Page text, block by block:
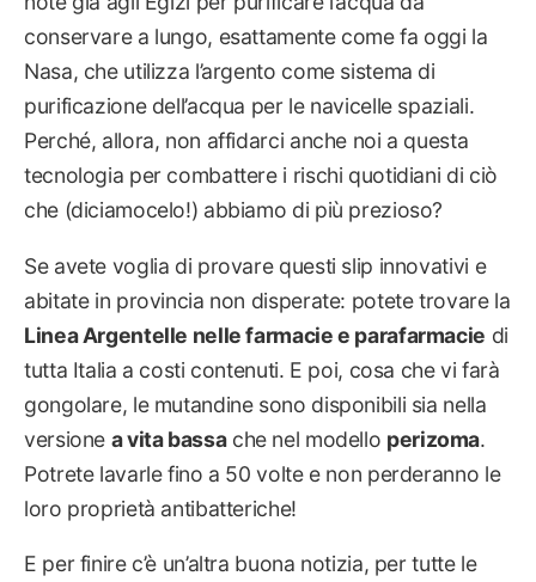
conservare a lungo, esattamente come fa oggi la
Nasa, che utilizza l’argento come sistema di
purificazione dell’acqua per le navicelle spaziali.
Perché, allora, non affidarci anche noi a questa
tecnologia per combattere i rischi quotidiani di ciò
che (diciamocelo!) abbiamo di più prezioso?
Se avete voglia di provare questi slip innovativi e
abitate in provincia non disperate: potete trovare la
Linea Argentelle nelle farmacie e parafarmacie di
tutta Italia a costi contenuti. E poi, cosa che vi farà
gongolare, le mutandine sono disponibili sia nella
versione a vita bassache nel modello perizoma.
Potrete lavarle fino a 50 volte e non perderanno le
loro proprietà antibatteriche!
E per finire c’è un’altra buona notizia, per tutte le